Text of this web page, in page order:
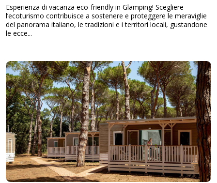
Esperienza di vacanza eco-friendly in Glamping! Scegliere
l’ecoturismo contribuisce a sostenere e proteggere le meraviglie
del panorama italiano, le tradizioni e i territori locali, gustandone
le ecce...